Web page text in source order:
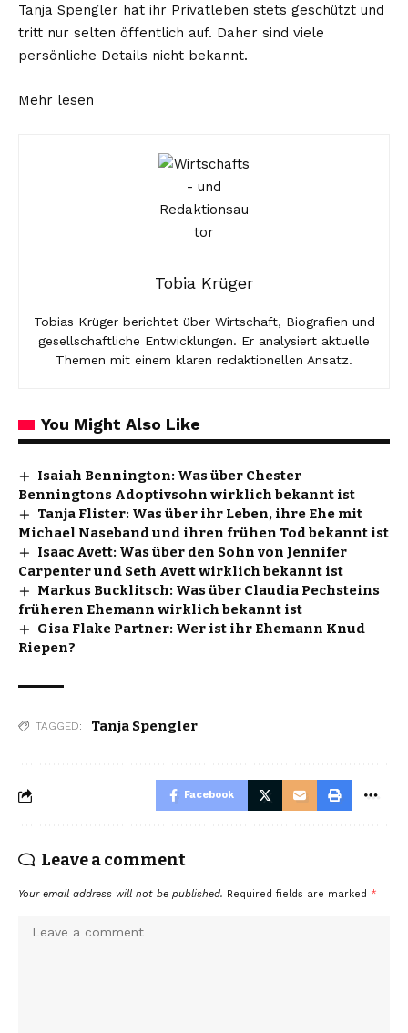
Tanja Spengler hat ihr Privatleben stets geschützt und
tritt nur selten öffentlich auf. Daher sind viele
persönliche Details nicht bekannt.
Mehr lesen
Tobia Krüger
Tobias Krüger berichtet über Wirtschaft, Biografien und
gesellschaftliche Entwicklungen. Er analysiert aktuelle
Themen mit einem klaren redaktionellen Ansatz.
You Might Also Like
Isaiah Bennington: Was über Chester
Benningtons Adoptivsohn wirklich bekannt ist
Tanja Flister: Was über ihr Leben, ihre Ehe mit
Michael Naseband und ihren frühen Tod bekannt ist
Isaac Avett: Was über den Sohn von Jennifer
Carpenter und Seth Avett wirklich bekannt ist
Markus Bucklitsch: Was über Claudia Pechsteins
früheren Ehemann wirklich bekannt ist
Gisa Flake Partner: Wer ist ihr Ehemann Knud
Riepen?
TAGGED: Tanja Spengler
Facebook
Leave a comment
Your email address will not be published. Required fields are marked *